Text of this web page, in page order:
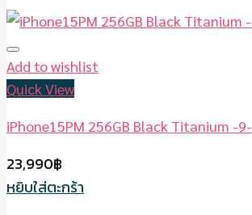
Add to wishlist
Quick View
iPhone15PM 256GB Black Titanium -9-
23,990฿
หยิบใส่ตะกร้า